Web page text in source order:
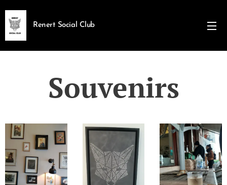
Renert Social Club
Souvenirs